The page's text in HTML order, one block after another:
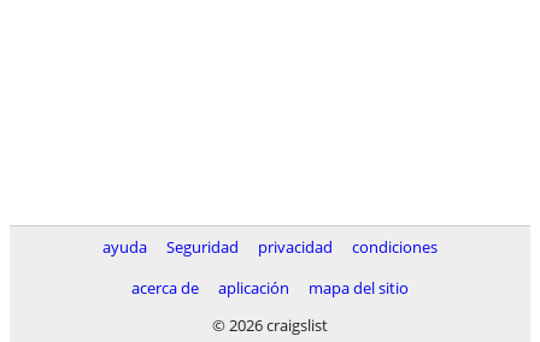
ayuda Seguridad privacidad
condiciones
acerca de
aplicación
mapa del sitio
© 2026 craigslist